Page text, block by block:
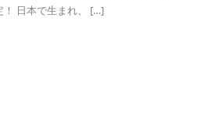
！ 日本で生まれ、 […]